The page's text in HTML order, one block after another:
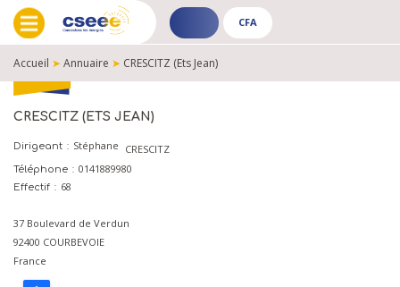
ADHÉRENT
-
PUBLIC
CFA
PUBLIC
CFA
FIL
Accueil ➤Annuaire ➤ CRESCITZ (Ets Jean)
CRESCITZ (ETS JEAN)
Dirigeant Stéphane CRESCITZ
Téléphone 0141889980
Effectif 68
37 Boulevard de Verdun
92400 COURBEVOIE
France